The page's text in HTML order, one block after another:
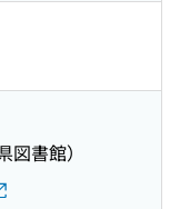
書館）